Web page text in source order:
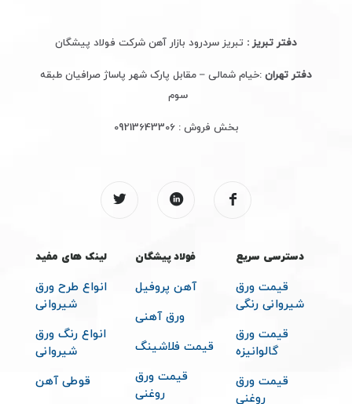
دفتر تبریز : تبریز سردرود بازار آهن شرکت فولاد پیشگان
دفتر تهران :خیام شمالی – مقابل پارک شهر پاساژ صرافیان طبقه
سوم
بخش فروش :09213643306
دسترسی سریع
قیمت ورق
شیروانی رنگی
قیمت ورق
گالوانیزه
قیمت ورق
روغنی
فولاد پیشگان
آهن پروفیل
ورق آهنی
قیمت فلاشینگ
قیمت ورق
روغنی
لینک های مفید
انواع طرح ورق
شیروانی
انواع رنگ ورق
شیروانی
قوطی آهن